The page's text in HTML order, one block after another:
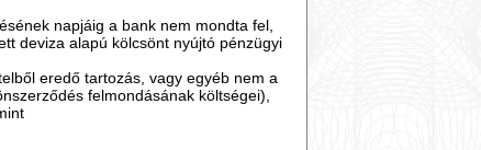
napjáig a bank nem mondta fel,
deviza alapú kölcsönt nyújtó pénzügyi
eredő tartozás, vagy egyéb nem a
felmondásának költségei),